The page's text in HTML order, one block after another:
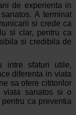
de experienta in
A terminat
si crede ca
si clar, pentru ca
si credibila de
intre sfaturi utile,
diferenta in viata
sa ofere cititorilor
viata sanatos si o
ca preventia